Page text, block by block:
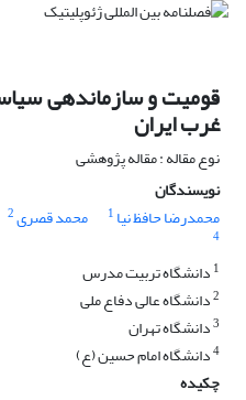
قومیت و سازماندهی
غرب ایران
نوع مقاله : مقاله پژوهشی
نویسندگان
محمدرضا حافظ نیا 1 محمد قصری2
4
1 دانشگاه تربیت مدرس
2دانشگاه عالی دفاع ملی
3دانشگاه تهران
4دانشگاه امام حسین (ع)
چکیده